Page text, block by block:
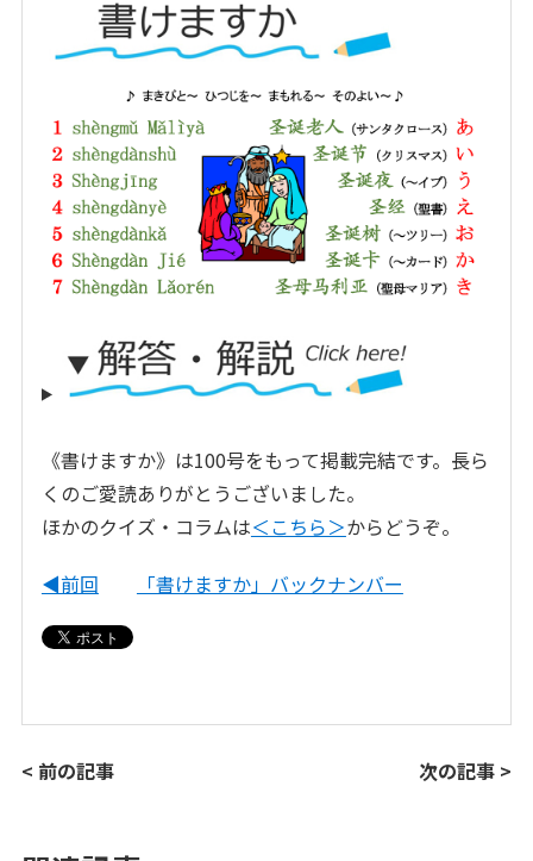
《書けますか》は100号をもって掲載完結です。長ら
くのご愛読ありがとうございました。
ほかのクイズ・コラムは＜こちら＞からどうぞ。
◀前回
「書けますか」バックナンバー
< 前の記事 次の記事 >